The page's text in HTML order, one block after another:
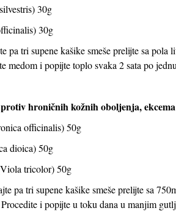
30g
30g
pa tri supene kašike smeše prelijte sa
medom i popijte toplo svaka 2 sata po
hroničnih kožnih oboljenja,
officinalis) 50g
dioica) 50g
tricolor) 50g
pa tri supene kašike smeše prelijte sa
i popijte u toku dana u manjim